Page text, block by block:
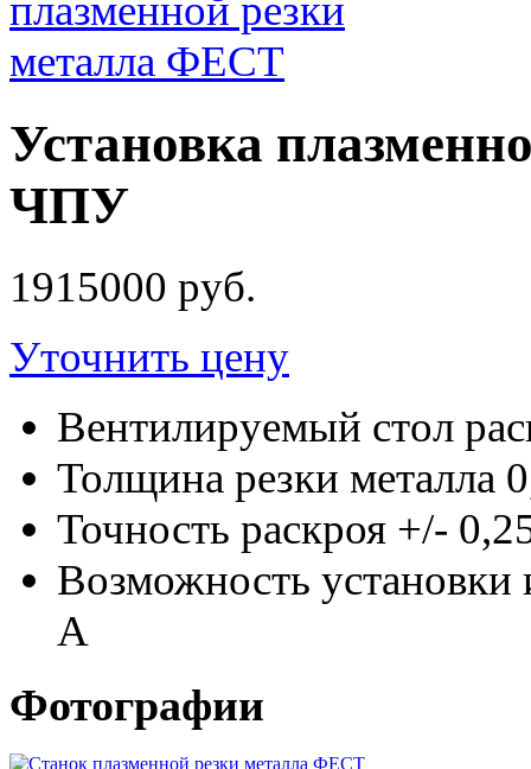
Установка
ЧПУ
1915000 руб.
Уточнить цену
Вентилируемый стол
Толщина резки металла
Точность раскроя +/-
Возможность
А
Фотографии